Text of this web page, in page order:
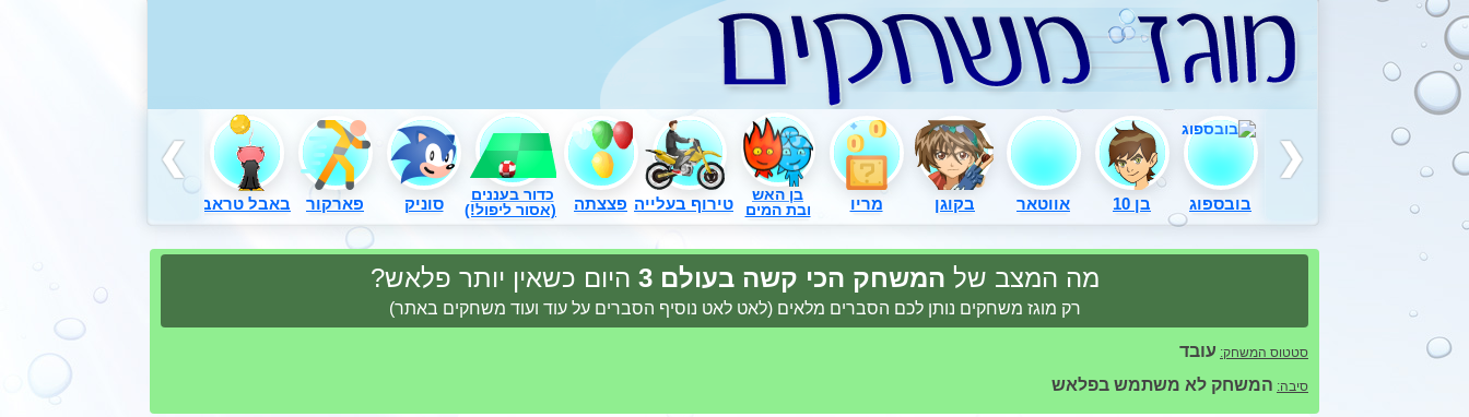
בובספוג בן 10 אווטאר בקוגן מריו
בן האש
ובת המים
טירוף בעלייה פצצתה
כדור בעננים
(אסור ליפול!)
סוניק פארקור באבל טראבל
מה המצב של המשחק הכי קשה בעולם 3 היום כשאין יותר פלאש?
רק מוגז משחקים נותן לכם הסברים מלאים (לאט לאט נוסיף הסברים על עוד ועוד משחקים באתר)
סטטוס המשחק: עובד
סיבה: המשחק לא משתמש בפלאש